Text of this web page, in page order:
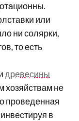
или
ни солярки,
то есть
древесины
не
проведенная
в